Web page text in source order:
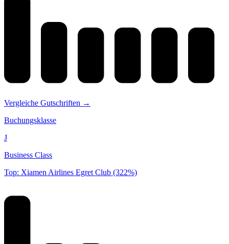
Vergleiche Gutschriften →
Buchungsklasse
J
Business Class
Top: Xiamen Airlines Egret Club (322%)